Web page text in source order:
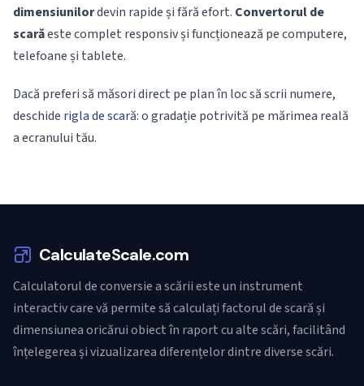
dimensiunilordevin rapide și fără efort. Convertorul de
scarăeste complet responsiv și funcționează pe computere,
telefoane și tablete.
Dacă preferi să măsori direct pe plan în loc să scrii numere,
deschide rigla de scară: o gradație potrivită pe mărimea reală
a ecranului tău.
CalculateScale.com
Calculatorul de conversie a scării este un instrument
interactiv care vă permite să calculați factorul de scară și
dimensiunea oricărui obiect în raport cu alte scări, facilitând
înțelegerea și vizualizarea diferențelor dintre diverse scări.